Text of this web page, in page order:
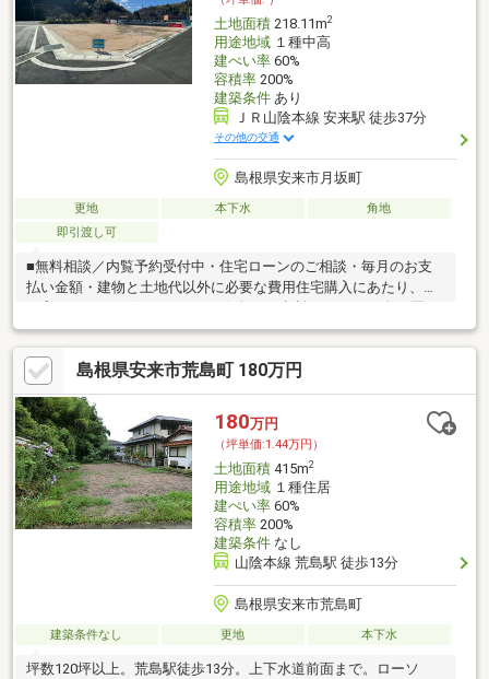
土地面積218.11m2
用途地域１種中高
建ぺい率60%
容積率200%
建築条件あり
ＪＲ山陰本線 安来駅 徒歩37分
その他の交通
島根県安来市月坂町
更地 本下水
角地
即引渡し可
■無料相談／内覧予約受付中・住宅ローンのご相談・毎月のお支
払い金額・建物と土地代以外に必要な費用住宅購入にあたり、ご
の長谷津ガーデンタウンの角地・敷地の面積もゆとりの65坪！・
整形地で上下水道もすでに引き込み済み物件をもっと詳しくお聞
きになりたい方は【資料請求】ボタン又はお気軽にお電話下さ
い。クレバリーホーム松江店 0852-67-3857
島根県安来市荒島町 180万円
180万円
（坪単価:1.44万円）
土地面積415m2
用途地域１種住居
建ぺい率60%
容積率200%
建築条件なし
山陰本線 荒島駅 徒歩13分
島根県安来市荒島町
建築条件なし 更地 本下水
坪数120坪以上。荒島駅徒歩13分。上下水道前面まで。ローソ